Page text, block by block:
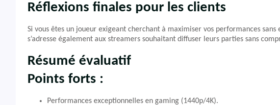
Réflexions finales pour les clients
Si vous êtes un joueur exigeant cherchant à maximiser vos performances sans
s’adresse également aux streamers souhaitant diffuser leurs parties sans
Résumé évaluatif
Points forts :
Performances exceptionnelles en gaming (1440p/4K).